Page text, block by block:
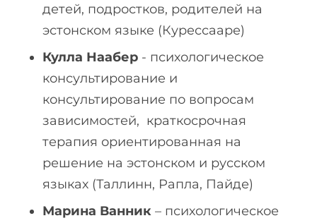
детей, подростков, родителей на
эстонском языке (Курессааре)
Кулла Наабер - психологическое
консультирование и
консультирование по вопросам
зависимостей, краткосрочная
терапия ориентированная на
решение на эстонском и русском
языках (Таллинн, Рапла, Пайде)
Марина Ванник – психологическое